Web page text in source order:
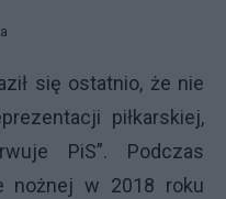
się ostatnio, że nie
piłkarskiej,
PiS”. Podczas
nożnej w 2018 roku